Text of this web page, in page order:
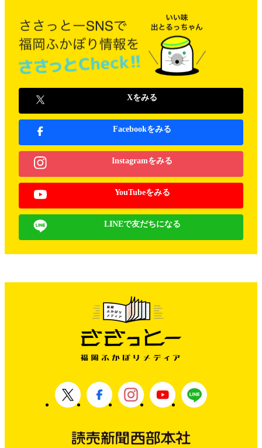
Xをみる
Facebookをみる
Instagramをみる
YouTubeをみる
LINEで友だちになる